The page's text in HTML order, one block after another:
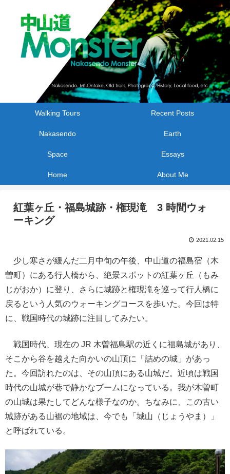
Walking Tours Recent Posts
Nakasendo Earth
Space Essays
Home About Me
紅葉ヶ丘・福島城跡・権現滝 3 時間ウォ
ーキング
2021.02.15
少し寒さが緩んだ二月中旬の午後、中山道の福島宿（木
曽町）にある行人橋から、絶景スポットの紅葉ヶ丘（もみ
じがおか）に登り、さらに城跡と権現滝を巡って行人橋に
戻るという人気のウォーキングコースを歩いた。今回は特
に、戦国時代の城跡に注目してみたい。
戦国時代、現在の JR 木曽福島駅の近くに福島城があり、
そこから谷を越えた向かいの山頂に「詰めの城」があっ
た。今回訪れたのは、その山頂にある山城だ。近頃は戦国
時代の山城が巷で静かなブームになっている。我が木曽町
の山城は果たしてどんな様子なのか。ちなみに、この古い
城跡がある山裾の地域は、今でも「城山（じょうやま）」
と呼ばれている。